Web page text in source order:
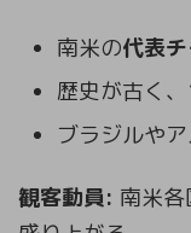
南米の代表
歴史が古く
ブラジルや
観客動員: 南米各